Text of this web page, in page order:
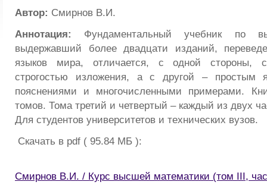
Автор: Смирнов В.И.
Аннотация: Фундаментальный учебник по
выдержавший более двадцати изданий,
языков мира, отличается, с одной стороны,
строгостью изложения, а с другой – простым
пояснениями и многочисленными примерами.
томов. Тома третий и четвертый – каждый из двух
Для студентов университетов и технических вузов.
Скачать в pdf ( 95.84 МБ ):
Смирнов В.И. / Курс высшей математики (том III,